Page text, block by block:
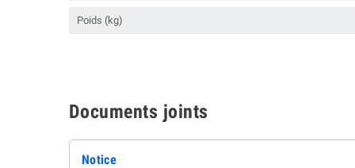
Poids (kg)
Documents joints
Notice